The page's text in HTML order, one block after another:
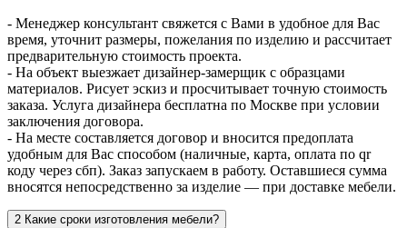
- Менеджер консультант свяжется с Вами в удобное для Вас
время, уточнит размеры, пожелания по изделию и рассчитает
предварительную стоимость проекта.
- На объект выезжает дизайнер-замерщик с образцами
материалов. Рисует эскиз и просчитывает точную стоимость
заказа. Услуга дизайнера бесплатна по Москве при условии
заключения договора.
- На месте составляется договор и вносится предоплата
удобным для Вас способом (наличные, карта, оплата по qr
коду через сбп). Заказ запускаем в работу. Оставшиеся сумма
вносятся непосредственно за изделие — при доставке мебели.
2 Какие сроки изготовления мебели?